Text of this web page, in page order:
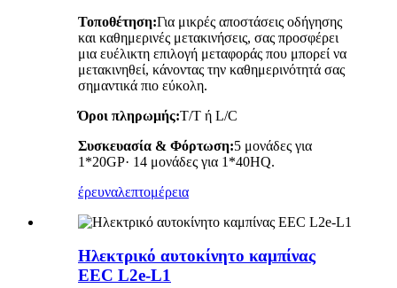
Τοποθέτηση:Για μικρές αποστάσεις οδήγησης
και καθημερινές μετακινήσεις, σας προσφέρει
μια ευέλικτη επιλογή μεταφοράς που μπορεί να
μετακινηθεί, κάνοντας την καθημερινότητά σας
σημαντικά πιο εύκολη.
Όροι πληρωμής:T/T ή L/C
Συσκευασία & Φόρτωση:5 μονάδες για
1*20GP· 14 μονάδες για 1*40HQ.
έρευναλεπτομέρεια
Ηλεκτρικό αυτοκίνητο καμπίνας
EEC L2e-L1